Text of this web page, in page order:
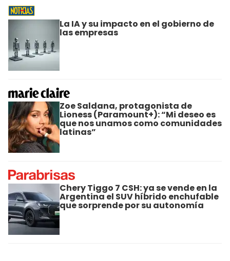
La IA y su impacto en el gobierno de
las empresas
Zoe Saldana, protagonista de
Lioness (Paramount+): “Mi deseo es
que nos unamos como comunidades
latinas”
Chery Tiggo 7 CSH: ya se vende en la
Argentina el SUV híbrido enchufable
que sorprende por su autonomía